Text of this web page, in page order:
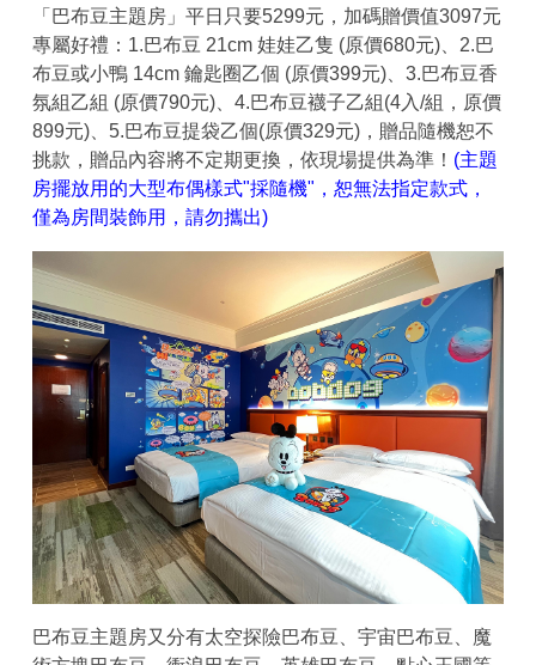
「巴布豆主題房」平日只要5299元，加碼贈價值3097元
專屬好禮：1.巴布豆 21cm 娃娃乙隻 (原價680元)、2.巴
布豆或小鴨 14cm 鑰匙圈乙個 (原價399元)、3.巴布豆香
氛組乙組 (原價790元)、4.巴布豆襪子乙組(4入/組，原價
899元)、5.巴布豆提袋乙個(原價329元)，贈品隨機恕不
挑款，贈品內容將不定期更換，依現場提供為準！ (主題
房擺放用的大型布偶樣式"採隨機"，恕無法指定款式，
僅為房間裝飾用，請勿攜出)
巴布豆主題房又分有太空探險巴布豆、宇宙巴布豆、魔